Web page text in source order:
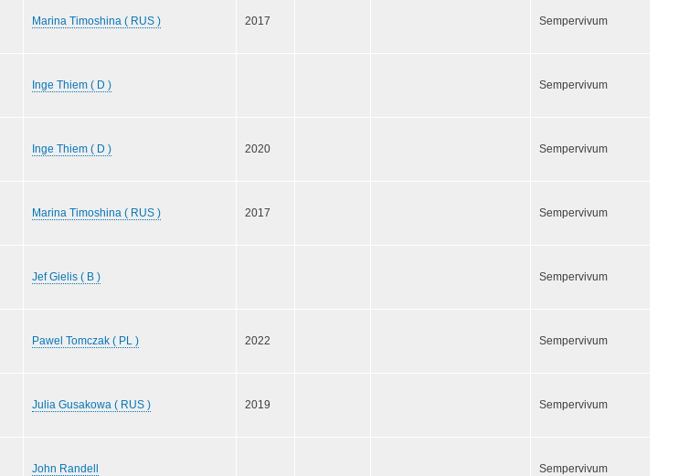
Marina Timoshina ( RUS ) 2017 Sempervivum
Inge Thiem ( D ) Sempervivum
Inge Thiem ( D ) 2020 Sempervivum
Marina Timoshina ( RUS ) 2017 Sempervivum
Jef Gielis ( B ) Sempervivum
Pawel Tomczak ( PL ) 2022 Sempervivum
Julia Gusakowa ( RUS ) 2019 Sempervivum
John Randell Sempervivum